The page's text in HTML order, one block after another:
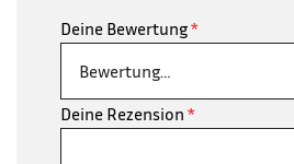
Deine Bewertung*
Deine Rezension *